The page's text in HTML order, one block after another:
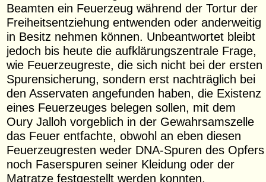
Beamten ein Feuerzeug während der Tortur der
Freiheitsentziehung entwenden oder anderweitig
in Besitz nehmen können. Unbeantwortet bleibt
jedoch bis heute die aufklärungszentrale Frage,
wie Feuerzeugreste, die sich nicht bei der ersten
Spurensicherung, sondern erst nachträglich bei
den Asservaten angefunden haben, die Existenz
eines Feuerzeuges belegen sollen, mit dem
Oury Jalloh vorgeblich in der Gewahrsamszelle
das Feuer entfachte, obwohl an eben diesen
Feuerzeugresten weder DNA-Spuren des Opfers
noch Faserspuren seiner Kleidung oder der
Matratze festgestellt werden konnten.